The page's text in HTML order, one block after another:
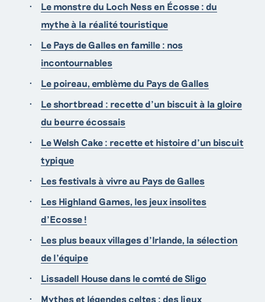
Le monstre du Loch Ness en Écosse : du
mythe à la réalité touristique
Le Pays de Galles en famille : nos
incontournables
Le poireau, emblème du Pays de Galles
Le shortbread : recette d’un biscuit à la gloire
du beurre écossais
Le Welsh Cake : recette et histoire d’un biscuit
typique
Les festivals à vivre au Pays de Galles
Les Highland Games, les jeux insolites
d’Ecosse !
Les plus beaux villages d’Irlande, la sélection
de l’équipe
Lissadell House dans le comté de Sligo
Mythes et légendes celtes : des lieux